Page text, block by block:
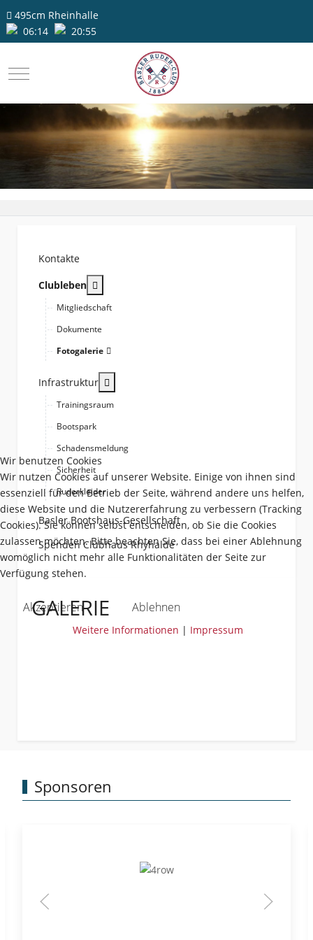
495cm Rheinhalle
06:14
20:55
Mobile Menu Toggle
Kontakte
Clubleben
Mitgliedschaft
Dokumente
Fotogalerie
Infrastruktur
Trainingsraum
Bootspark
Schadensmeldung
Sicherheit
Ruderkleider
Basler Bootshaus-Gesellschaft
Spenden Clubhaus Rhyhalde
GALERIE
Sponsoren
Wir benutzen Cookies
Wir nutzen Cookies auf unserer Website. Einige von ihnen sind
essenziell für den Betrieb der Seite, während andere uns helfen,
diese Website und die Nutzererfahrung zu verbessern (Tracking
Cookies). Sie können selbst entscheiden, ob Sie die Cookies
zulassen möchten. Bitte beachten Sie, dass bei einer Ablehnung
womöglich nicht mehr alle Funktionalitäten der Seite zur
Verfügung stehen.
Akzeptieren Ablehnen
Weitere Informationen | Impressum